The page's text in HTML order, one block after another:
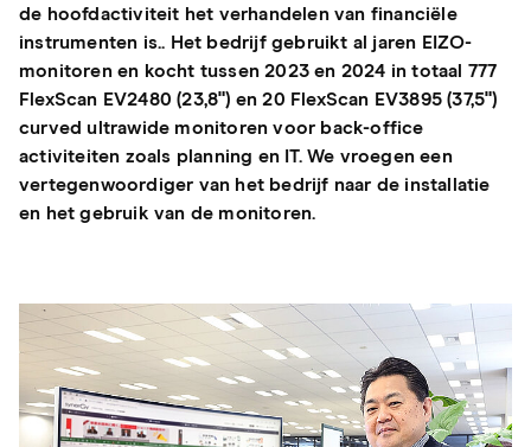
de hoofdactiviteit het verhandelen van financiële
instrumenten is.. Het bedrijf gebruikt al jaren EIZO-
monitoren en kocht tussen 2023 en 2024 in totaal 777
FlexScan EV2480 (23,8") en 20 FlexScan EV3895 (37,5")
curved ultrawide monitoren voor back-office
activiteiten zoals planning en IT. We vroegen een
vertegenwoordiger van het bedrijf naar de installatie
en het gebruik van de monitoren.